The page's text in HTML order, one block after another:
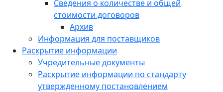
Сведения о количестве и общей
стоимости договоров
Архив
Информация для поставщиков
Раскрытие информации
Учредительные документы
Раскрытие информации по стандарту
утвержденному постановлением